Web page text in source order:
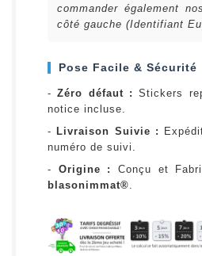
commander également
côté gauche (Identifiant
Pose Facile & Sécurité
-Zéro défaut : Stickers
notice incluse.
- Livraison Suivie :
numéro de suivi.
- Origine :
Conçu et
blasonimmat®.